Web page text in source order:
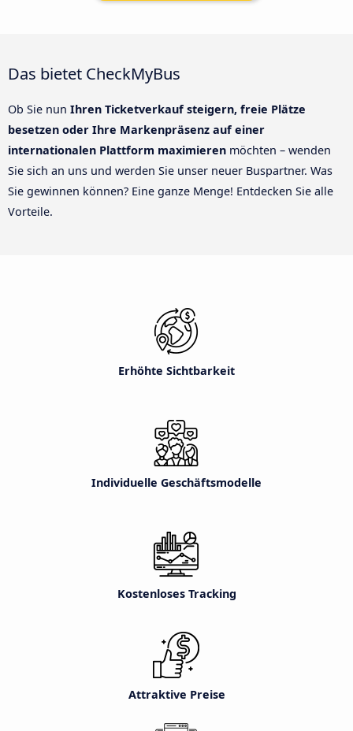
Das bietet CheckMyBus
Ob Sie nun Ihren Ticketverkauf steigern, freie Plätze
besetzen oder Ihre Markenpräsenz auf einer
internationalen Plattform maximieren möchten – wenden
Sie sich an uns und werden Sie unser neuer Buspartner. Was
Sie gewinnen können? Eine ganze Menge! Entdecken Sie alle
Vorteile.
Erhöhte Sichtbarkeit
Individuelle Geschäftsmodelle
Kostenloses Tracking
Attraktive Preise